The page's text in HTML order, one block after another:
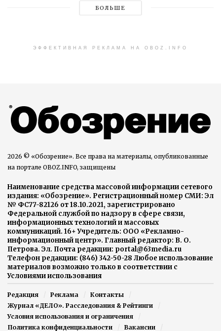
БОЛЬШЕ
ЭФФЕКТИВНАЯ РЕКЛАМА НА OBOZ.INFO
2026 © «Обозрение». Все права на материалы, опубликованные
на портале OBOZ.INFO, защищены
Наименование средства массовой информации сетевого
издания: «Обозрение». Регистрационный номер СМИ: Эл
№ ФС77-82126 от 18.10.2021, зарегистрировано
Федеральной службой по надзору в сфере связи,
информационных технологий и массовых
коммуникаций. 16+ Учредитель: ООО «Рекламно-
информационный центр». Главный редактор: В. О.
Петрова. Эл. Почта редакции: portal@63media.ru
Телефон редакции: (846) 342-50-28 Любое использование
материалов возможно только в соответствии с
Условиями использования
Редакция Реклама
Контакты
Журнал «ДЕЛО». Расследования & Рейтинги
Условия использования и ограничения
Политика конфиденциальности
Вакансии